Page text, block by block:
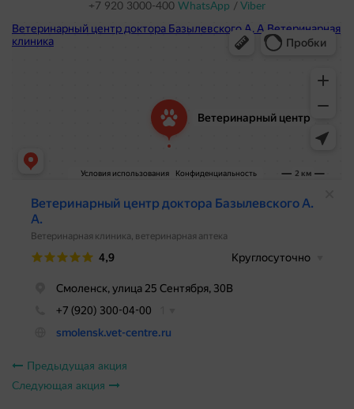
+7 920 3000-400 WhatsApp / Viber
Предыдущая акция
Следующая акция